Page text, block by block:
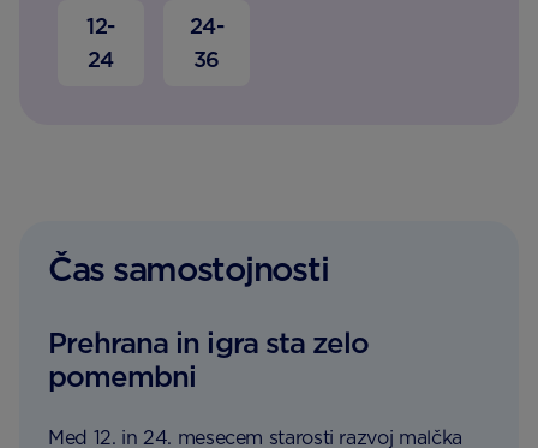
12-
24
24-
36
Čas samostojnosti
Prehrana in igra sta zelo
pomembni
Med 12. in 24. mesecem starosti razvoj malčka